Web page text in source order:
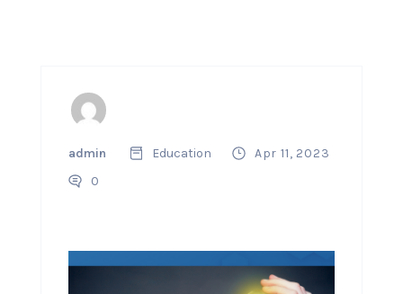
admin Education
Apr 11, 2023
0